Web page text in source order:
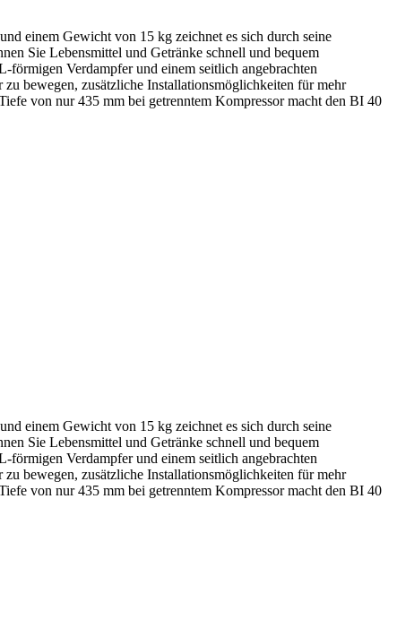
einem Gewicht von 15 kg zeichnet es sich durch seine
Sie Lebensmittel und Getränke schnell und bequem
förmigen Verdampfer und einem seitlich angebrachten
bewegen, zusätzliche Installationsmöglichkeiten für mehr
von nur 435 mm bei getrenntem Kompressor macht den BI 40
einem Gewicht von 15 kg zeichnet es sich durch seine
Sie Lebensmittel und Getränke schnell und bequem
förmigen Verdampfer und einem seitlich angebrachten
bewegen, zusätzliche Installationsmöglichkeiten für mehr
von nur 435 mm bei getrenntem Kompressor macht den BI 40